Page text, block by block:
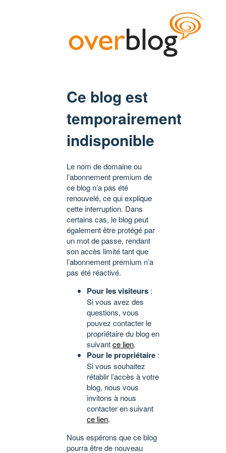
Ce blog est
temporairement
indisponible
Le nom de domaine ou
l’abonnement premium de
ce blog n’a pas été
renouvelé, ce qui explique
cette interruption. Dans
certains cas, le blog peut
également être protégé par
un mot de passe, rendant
son accès limité tant que
l’abonnement premium n’a
pas été réactivé.
Pour les visiteurs :
Si vous avez des
questions, vous
pouvez contacter le
propriétaire du blog en
suivantce lien.
Pour le propriétaire :
Si vous souhaitez
rétablir l’accès à votre
blog, nous vous
invitons à nous
contacter en suivant
ce lien.
Nous espérons que ce blog
pourra être de nouveau